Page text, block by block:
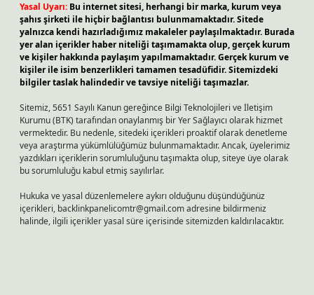
Yasal Uyarı: Bu internet sitesi, herhangi bir marka, kurum veya
şahıs şirketi ile hiçbir bağlantısı bulunmamaktadır. Sitede
yalnızca kendi hazırladığımız makaleler paylaşılmaktadır. Burada
yer alan içerikler haber niteliği taşımamakta olup, gerçek kurum
ve kişiler hakkında paylaşım yapılmamaktadır. Gerçek kurum ve
kişiler ile isim benzerlikleri tamamen tesadüfidir. Sitemizdeki
bilgiler taslak halindedir ve tavsiye niteliği taşımazlar.
Sitemiz, 5651 Sayılı Kanun gereğince Bilgi Teknolojileri ve İletişim
Kurumu (BTK) tarafından onaylanmış bir Yer Sağlayıcı olarak hizmet
vermektedir. Bu nedenle, sitedeki içerikleri proaktif olarak denetleme
veya araştırma yükümlülüğümüz bulunmamaktadır. Ancak, üyelerimiz
yazdıkları içeriklerin sorumluluğunu taşımakta olup, siteye üye olarak
bu sorumluluğu kabul etmiş sayılırlar.
Hukuka ve yasal düzenlemelere aykırı olduğunu düşündüğünüz
içerikleri, backlinkpanelicomtr@gmail.comadresine bildirmeniz
halinde, ilgili içerikler yasal süre içerisinde sitemizden kaldırılacaktır.